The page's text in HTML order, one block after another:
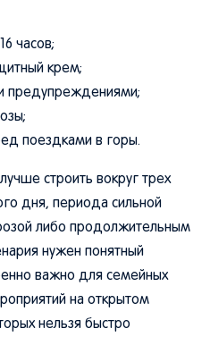
часов;
крем;
предупреждениями;
поездками в горы.
строить вокруг трех
дня, периода сильной
либо продолжительным
нужен понятный
важно для семейных
на открытом
нельзя быстро